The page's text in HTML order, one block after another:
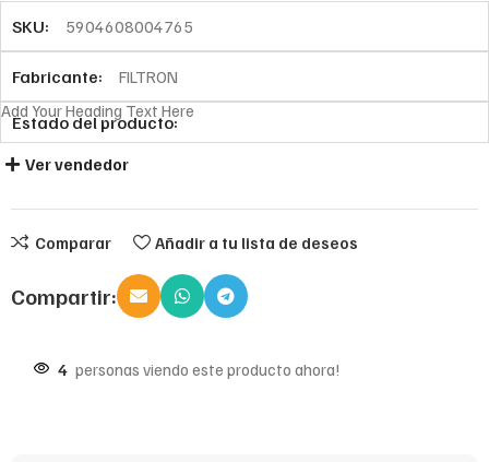
SKU: 5904608004765
Fabricante: FILTRON
Estado del producto:
Add Your Heading Text Here
Ver vendedor
Comparar Añadir a tu lista de deseos
Compartir:
4 personas viendo este producto ahora!